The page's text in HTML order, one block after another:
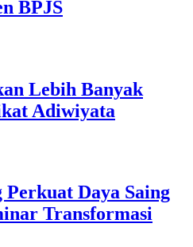
BPJS
Lebih Banyak
Adiwiyata
Perkuat Daya Saing
Transformasi